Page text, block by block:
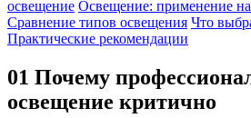
освещение Освещение: применение
Сравнение типов освещения Что
Практические рекомендации
01 Почему
освещение критично